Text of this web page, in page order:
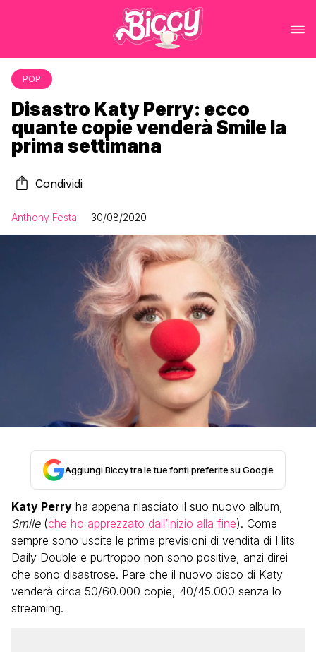
POP
Disastro Katy Perry: ecco
quante copie venderà Smile la
prima settimana
Condividi
Anthony Festa 30/08/2020
Aggiungi Biccy tra le tue fonti preferite su Google
Katy Perry ha appena rilasciato il suo nuovo album,
Smile(che ho apprezzato dall’inizio alla fine). Come
sempre sono uscite le prime previsioni di vendita di Hits
Daily Double e purtroppo non sono positive, anzi direi
che sono disastrose. Pare che il nuovo disco di Katy
venderà circa 50/60.000 copie, 40/45.000 senza lo
streaming.